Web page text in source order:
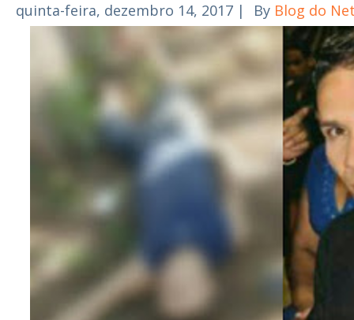
quinta-feira, dezembro 14, 2017 | By Blog do